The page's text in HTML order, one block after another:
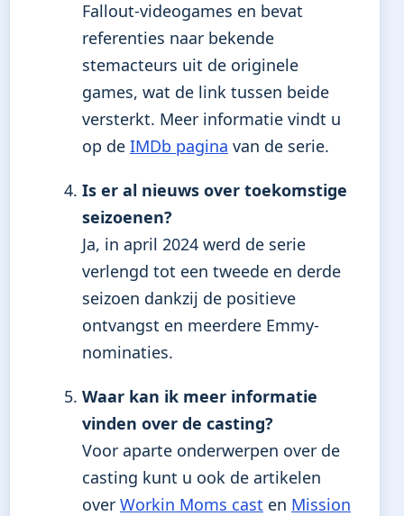
Fallout-videogames en bevat
referenties naar bekende
stemacteurs uit de originele
games, wat de link tussen beide
versterkt. Meer informatie vindt u
op de IMDb pagina van de serie.
Is er al nieuws over toekomstige
seizoenen?
Ja, in april 2024 werd de serie
verlengd tot een tweede en derde
seizoen dankzij de positieve
ontvangst en meerdere Emmy-
nominaties.
Waar kan ik meer informatie
vinden over de casting?
Voor aparte onderwerpen over de
casting kunt u ook de artikelen
over Workin Moms cast en Mission